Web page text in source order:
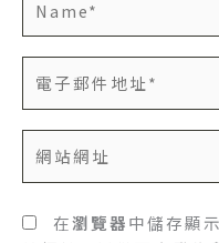
子
件
*
站
址
在瀏覽器中儲存顯